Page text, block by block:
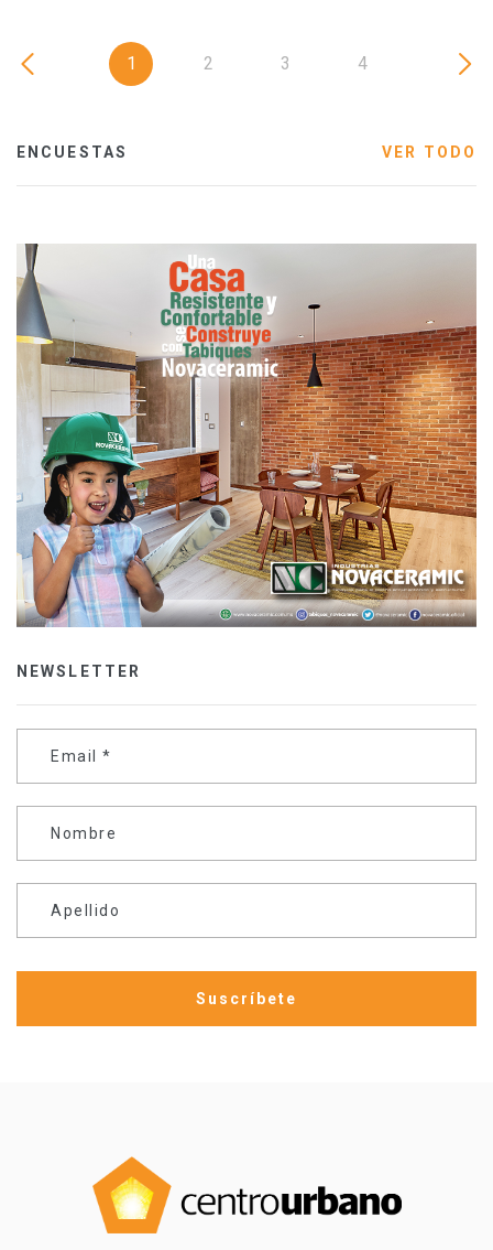
1 2 3 4
ENCUESTAS VER TODO
NEWSLETTER
Email *
Nombre
Apellido